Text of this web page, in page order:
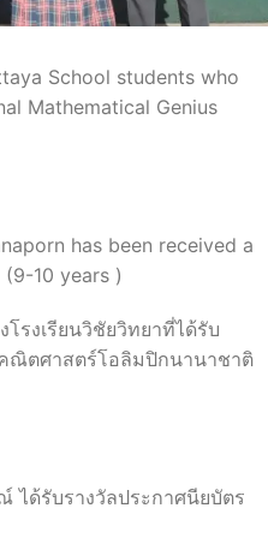
School students who
Mathematical Genius
has been received a
10 years )
รงเรียนวิชัยวิทยาที่ได้รับ
ณิตศาสตร์โอลิมปิกนานาชาติ
ด้รับรางวัลประกาศนียบัตร